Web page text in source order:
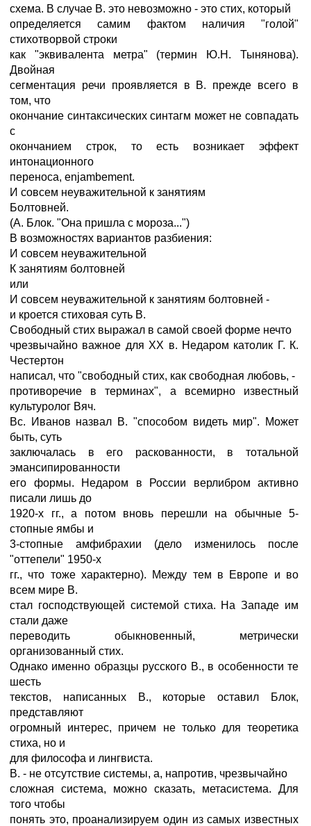
схема. В случае В. это невозможно - это стих, который
определяется самим фактом наличия "голой"
стихотворвой строки
как "эквивалента метра" (термин Ю.Н. Тынянова).
Двойная
сегментация речи проявляется в В. прежде всего в
том, что
окончание синтаксических синтагм может не совпадать
с
окончанием строк, то есть возникает эффект
интонационного
переноса, enjambement.
И совсем неуважительной к занятиям
Болтовней.
(А. Блок. "Она пришла с мороза...")
В возможностях вариантов разбиения:
И совсем неуважительной
К занятиям болтовней
или
И совсем неуважительной к занятиям болтовней -
и кроется стиховая суть В.
Свободный стих выражал в самой своей форме нечто
чрезвычайно важное для ХХ в. Недаром католик Г. К.
Честертон
написал, что "свободный стих, как свободная любовь, -
противоречие в терминах", а всемирно известный
культуролог Вяч.
Вс. Иванов назвал В. "способом видеть мир". Может
быть, суть
заключалась в его раскованности, в тотальной
эмансипированности
его формы. Недаром в России верлибром активно
писали лишь до
1920-х гг., а потом вновь перешли на обычные 5-
стопные ямбы и
3-стопные амфибрахии (дело изменилось после
"оттепели" 1950-х
гг., что тоже характерно). Между тем в Европе и во
всем мире В.
стал господствующей системой стиха. На Западе им
стали даже
переводить обыкновенный, метрически
организованный стих.
Однако именно образцы русского В., в особенности те
шесть
текстов, написанных В., которые оставил Блок,
представляют
огромный интерес, причем не только для теоретика
стиха, но и
для философа и лингвиста.
В. - не отсутствие системы, а, напротив, чрезвычайно
сложная система, можно сказать, метасистема. Для
того чтобы
понять это, проанализируем один из самых известных